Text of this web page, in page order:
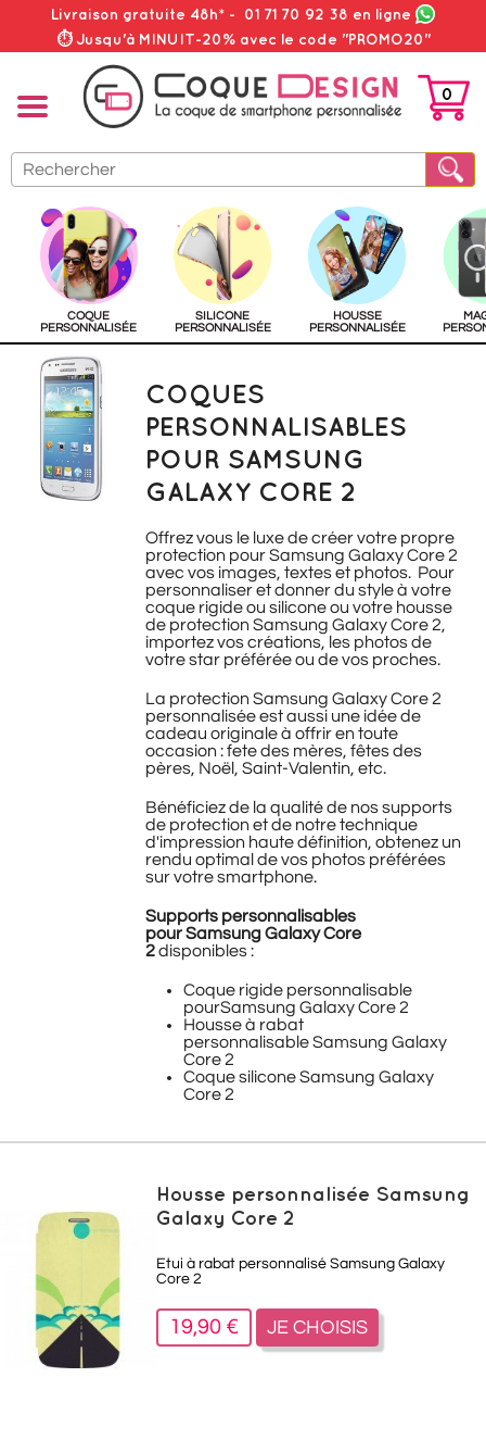
Livraison gratuite 48h* - 01 71 70 92 38 en ligne
⏱ Jusqu'à MINUIT-20% avec le code "PROMO20"
PANIER
0
COQUE
PERSONNALISÉE
SILICONE
PERSONNALISÉE
HOUSSE
PERSONNALISÉE
COQUES
PERSONNALISABLES
POUR SAMSUNG
GALAXY CORE 2
Offrez vous le luxe de créer votre propre
protection pour Samsung Galaxy Core 2
avec vos images, textes et photos. Pour
personnaliser et donner du style à votre
coque rigide ou silicone ou votre housse
de protection Samsung Galaxy Core 2,
importez vos créations, les photos de
votre star préférée ou de vos proches.
La protection Samsung Galaxy Core 2
personnalisée est aussi une idée de
cadeau originale à offrir en toute
occasion : fete des mères, fêtes des
pères, Noël, Saint-Valentin, etc.
Bénéficiez de la qualité de nos supports
de protection et de notre technique
d'impression haute définition, obtenez un
rendu optimal de vos photos préférées
sur votre smartphone.
Supports personnalisables
pour Samsung Galaxy Core
2disponibles :
Coque rigide personnalisable
pourSamsung Galaxy Core 2
Housse à rabat
personnalisable Samsung Galaxy
Core 2
Coque silicone Samsung Galaxy
Core 2
Housse personnalisée Samsung
Galaxy Core 2
Etui à rabat personnalisé Samsung Galaxy
Core 2
19,90 € JE CHOISIS